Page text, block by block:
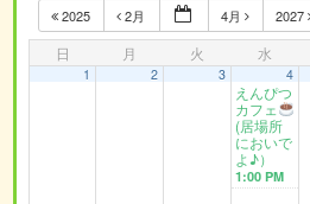
2025 2月 4月 2027
日 月 火 水
1 2 3 4
えんぴつ
カフェ
(居場所
においで
よ♪）
1:00 PM